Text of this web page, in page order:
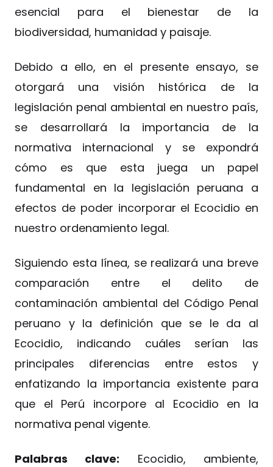
esencial para el bienestar de la
biodiversidad, humanidad y paisaje.
Debido a ello, en el presente ensayo, se
otorgará una visión histórica de la
legislación penal ambiental en nuestro país,
se desarrollará la importancia de la
normativa internacional y se expondrá
cómo es que esta juega un papel
fundamental en la legislación peruana a
efectos de poder incorporar el Ecocidio en
nuestro ordenamiento legal.
Siguiendo esta línea, se realizará una breve
comparación entre el delito de
contaminación ambiental del Código Penal
peruano y la definición que se le da al
Ecocidio, indicando cuáles serían las
principales diferencias entre estos y
enfatizando la importancia existente para
que el Perú incorpore al Ecocidio en la
normativa penal vigente.
Palabras clave: Ecocidio, ambiente,